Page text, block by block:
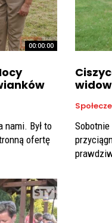
00:00:00
nami. Był to
ofertę